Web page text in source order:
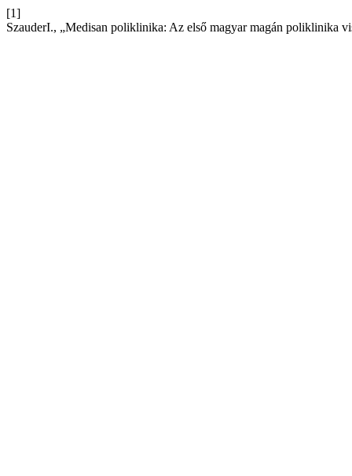
[1]
SzauderI., „Medisan poliklinika: Az első magyar magán poliklinika